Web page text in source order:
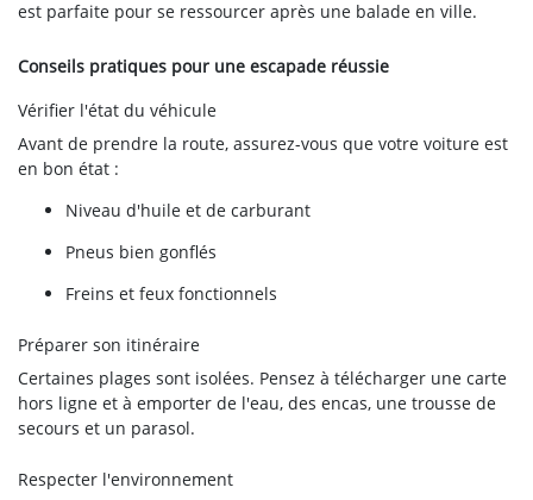
est parfaite pour se ressourcer après une balade en ville.
Conseils pratiques pour une escapade réussie
Vérifier l'état du véhicule
Avant de prendre la route, assurez-vous que votre voiture est
en bon état :
Niveau d'huile et de carburant
Pneus bien gonflés
Freins et feux fonctionnels
Préparer son itinéraire
Certaines plages sont isolées. Pensez à télécharger une carte
hors ligne et à emporter de l'eau, des encas, une trousse de
secours et un parasol.
Respecter l'environnement